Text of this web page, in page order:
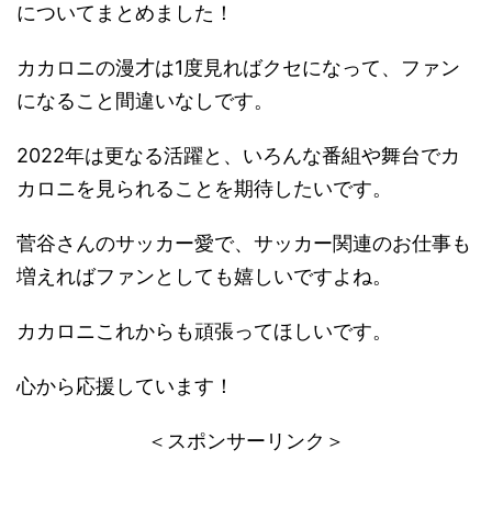
についてまとめました！
カカロニの漫才は1度見ればクセになって、ファン
になること間違いなしです。
2022年は更なる活躍と、いろんな番組や舞台でカ
カロニを見られることを期待したいです。
菅谷さんのサッカー愛で、サッカー関連のお仕事も
増えればファンとしても嬉しいですよね。
カカロニこれからも頑張ってほしいです。
心から応援しています！
＜スポンサーリンク＞